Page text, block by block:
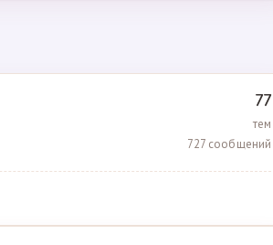
77
тем
727 сообщений